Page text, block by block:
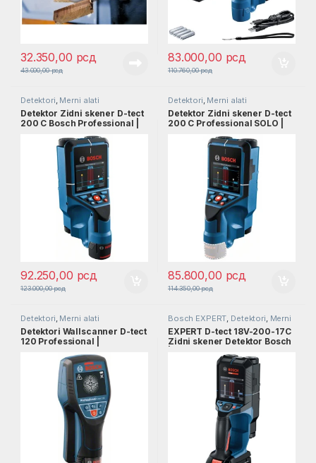
32.350,00 рсд
43.000,00рсд
83.000,00 рсд
110.760,00рсд
Detektori, Merni alati
Detektor Zidni skener D-tect
200 C Bosch Professional |
92.250,00 рсд
123.000,00рсд
Detektori, Merni alati
Detektor Zidni skener D-tect
200 C Professional SOLO |
85.800,00 рсд
114.350,00рсд
Detektori, Merni alati
Detektori Wallscanner D-tect
120 Professional |
Bosch EXPERT, Detektori, Merni
alati
EXPERT D-tect 18V-200-17C
Zidni skener Detektor Bosch